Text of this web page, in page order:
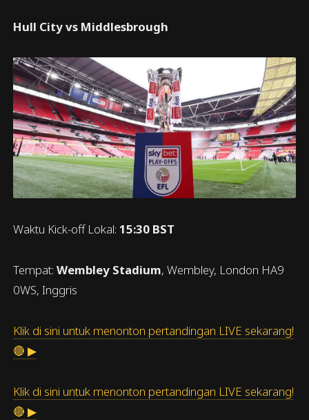
Hull City vs Middlesbrough
Waktu Kick-off Lokal:15:30 BST
Tempat:Wembley Stadium, Wembley, London HA9
0WS, Inggris
Klik di sini untuk menonton pertandingan LIVE sekarang!
🔴 ▶
Klik di sini untuk menonton pertandingan LIVE sekarang!
🔴 ▶